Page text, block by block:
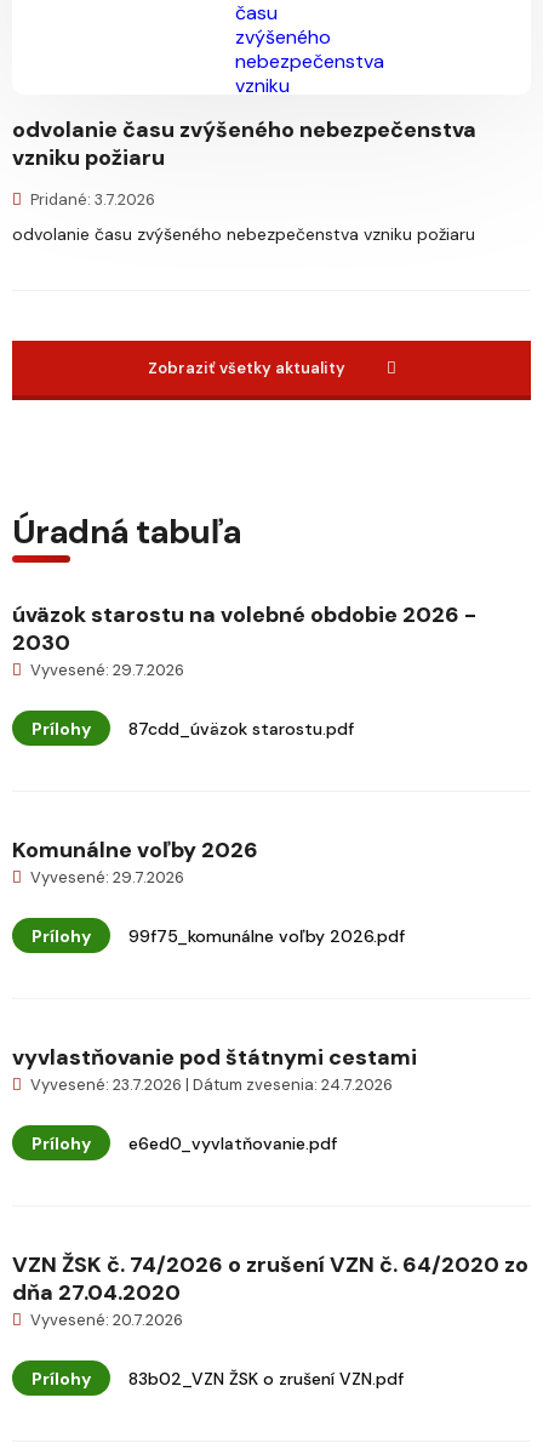
odvolanie času zvýšeného nebezpečenstva
vzniku požiaru
Pridané: 3.7.2026
odvolanie času zvýšeného nebezpečenstva vzniku požiaru
Zobraziť všetky aktuality
Úradná tabuľa
úväzok starostu na volebné obdobie 2026 -
2030
Vyvesené: 29.7.2026
Prílohy 87cdd_úväzok starostu.pdf
Komunálne voľby 2026
Vyvesené: 29.7.2026
Prílohy 99f75_komunálne voľby 2026.pdf
vyvlastňovanie pod štátnymi cestami
Vyvesené: 23.7.2026 | Dátum zvesenia: 24.7.2026
Prílohy e6ed0_vyvlatňovanie.pdf
VZN ŽSK č. 74/2026 o zrušení VZN č. 64/2020 zo
dňa 27.04.2020
Vyvesené: 20.7.2026
Prílohy 83b02_VZN ŽSK o zrušení VZN.pdf